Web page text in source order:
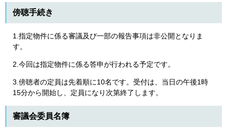
傍聴手続き
1.指定物件に係る審議及び一部の報告事項は非公開となりま
す。
2.今回は指定物件に係る答申が行われる予定です。
3.傍聴者の定員は先着順に10名です。受付は、当日の午後1時
15分から開始し、定員になり次第終了します。
審議会委員名簿